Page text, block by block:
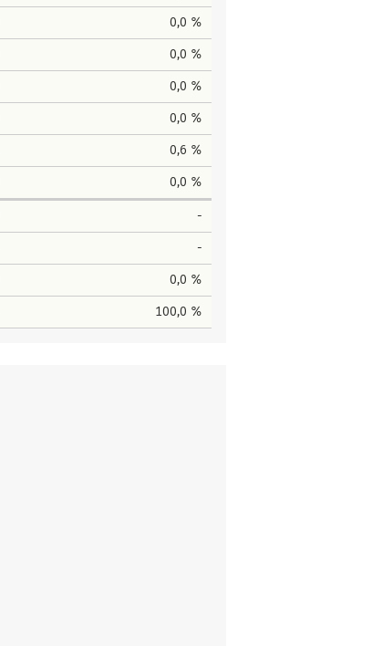
0,0 %
0,0 %
0,0 %
0,0 %
0,6 %
0,0 %
-
-
0,0 %
100,0 %